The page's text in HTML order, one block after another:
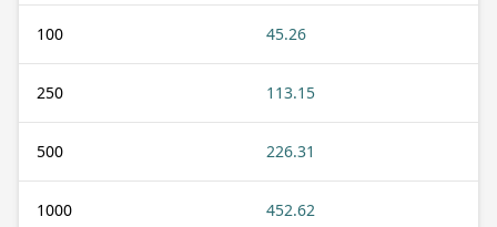
100 45.26
250 113.15
500 226.31
1000 452.62